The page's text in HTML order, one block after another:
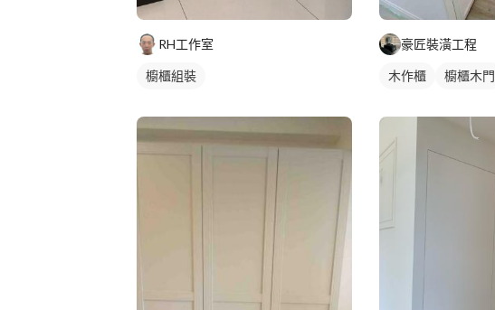
RH工作室
櫥櫃組裝
豪匠裝潢工程
木作櫃 櫥櫃木門